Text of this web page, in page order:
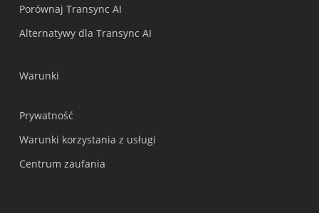
Porównaj Transync AI
Alternatywy dla Transync AI
Warunki
Prywatność
Warunki korzystania z usługi
Centrum zaufania